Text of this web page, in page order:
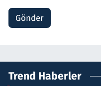
Gönder
Trend Haberler